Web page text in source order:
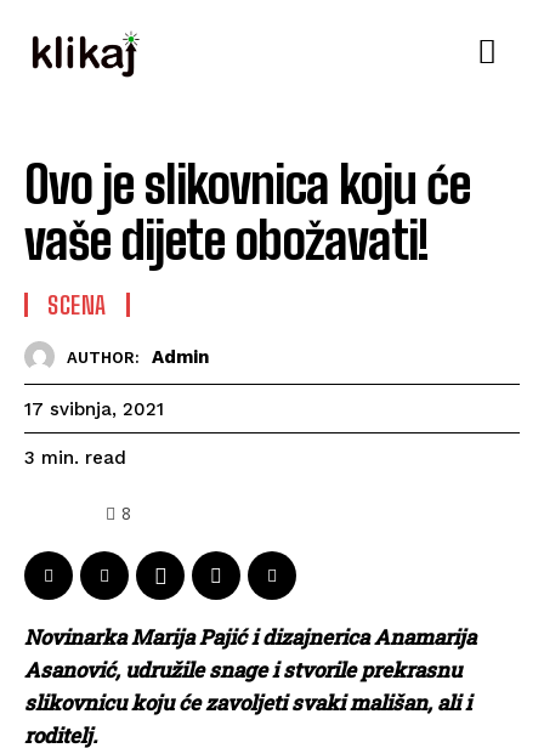
Ovo je slikovnica koju će
vaše dijete obožavati!
SCENA
AUTHOR: Admin
17 svibnja, 2021
3 min. read
8
Novinarka Marija Pajić i dizajnerica Anamarija
Asanović, udružile snage i stvorile prekrasnu
slikovnicu koju će zavoljeti svaki mališan, ali i
roditelj.